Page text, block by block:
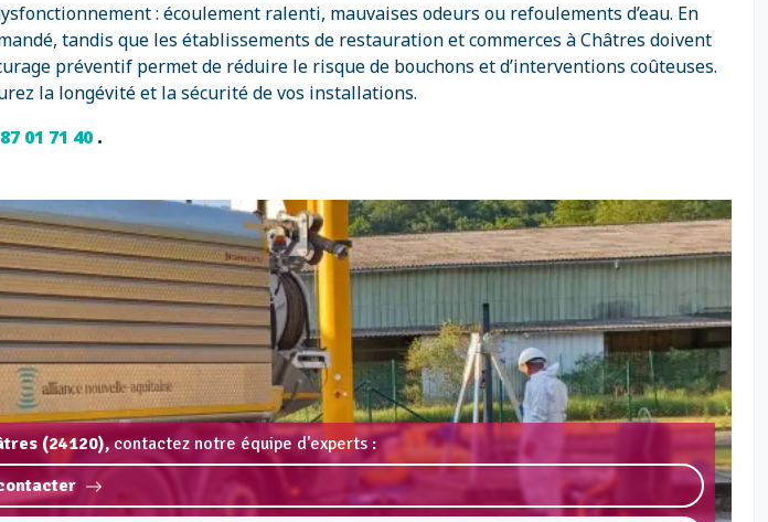
: écoulement ralenti, mauvaises odeurs ou refoulements d’eau. En
tandis que les établissements de restauration et commerces à Châtres doivent
préventif permet de réduire le risque de bouchons et d’interventions coûteuses.
la longévité et la sécurité de vos installations.
01 71 40.
(24120),contactez notre équipe d'experts :